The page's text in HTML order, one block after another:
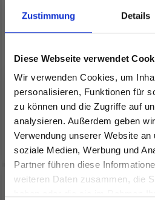
Zustimmung Details
Diese Webseite verwendet
Wir verwenden Cookies, um
personalisieren, Funktionen für
zu können und die Zugriffe auf
analysieren. Außerdem geben
Verwendung unserer Website
soziale Medien, Werbung und
Partner führen diese
weiteren Daten zusammen, die
HOLZRING (5, 6, 7 UND
10 CM), 1 STÜCK
Preis ab EUR 0.70
EUR 1.40
Angebot bis 31/08/2026
Alle Optionen ansehen
30% Rabatt Spare bis